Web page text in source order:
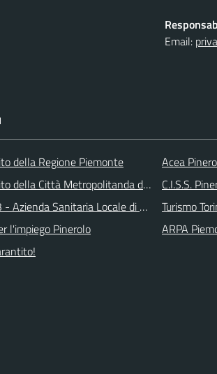
Email:
della Regione Piemonte
della Città Metropolitanda di Torino
- Azienda Sanitaria Locale di Collegno e
l'impiego Pinerolo
Acea
C.I.S.S.
Turismo
ARPA